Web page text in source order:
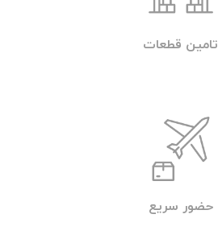
تامین قطعات
حضور سریع